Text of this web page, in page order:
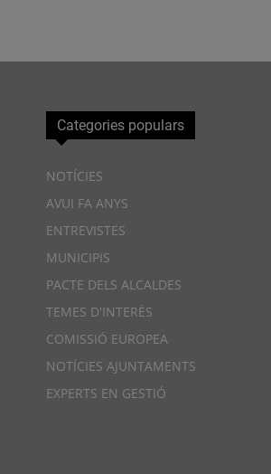
Categories populars
NOTÍCIES
AVUI FA ANYS
ENTREVISTES
MUNICIPIS
PACTE DELS ALCALDES
TEMES D'INTERÈS
COMISSIÓ EUROPEA
NOTÍCIES AJUNTAMENTS
EXPERTS EN GESTIÓ